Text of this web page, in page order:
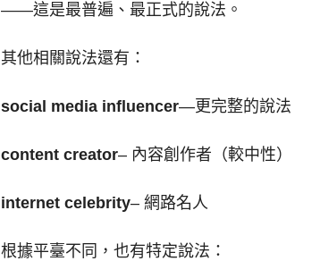
——這是最普遍、最正式的說法。
其他相關說法還有：
social media influencer—更完整的說法
content creator– 內容創作者（較中性）
internet celebrity– 網路名人
根據平臺不同，也有特定說法：